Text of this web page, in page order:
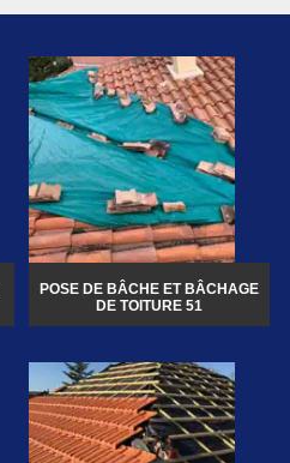
POSE DE BÂCHE ET BÂCHAGE
DE TOITURE 51